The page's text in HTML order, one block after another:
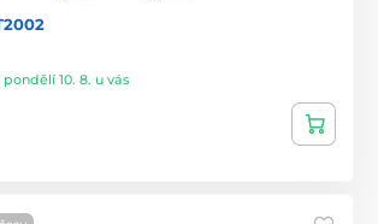
pondělí 10. 8. u vás